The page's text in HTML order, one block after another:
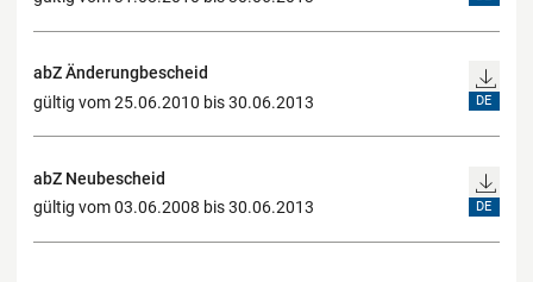
abZ Änderungbescheid
gültig vom 25.06.2010 bis 30.06.2013
DE
abZ Neubescheid
gültig vom 03.06.2008 bis 30.06.2013
DE